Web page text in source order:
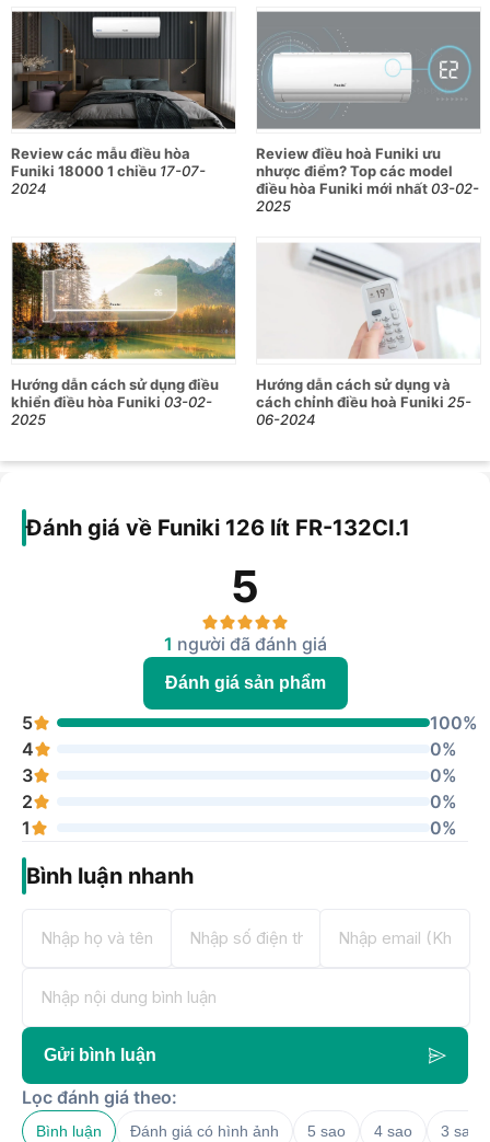
Review các mẫu điều hòa
Funiki 18000 1 chiều 17-07-
2024
Review điều hoà Funiki ưu
nhược điểm? Top các model
điều hòa Funiki mới nhất03-02-
2025
Hướng dẫn cách sử dụng điều
khiển điều hòa Funiki 03-02-
2025
Hướng dẫn cách sử dụng và
cách chỉnh điều hoà Funiki 25-
06-2024
Đánh giá về Funiki 126 lít FR-132CI.1
5
1 người đã đánh giá
Đánh giá sản phẩm
5
100%
4
0%
3
0%
2
0%
1
0%
Bình luận nhanh
Gửi bình luận
Lọc đánh giá theo:
Bình luận Đánh giá có hình ảnh 5 sao 4 sao
3 sao